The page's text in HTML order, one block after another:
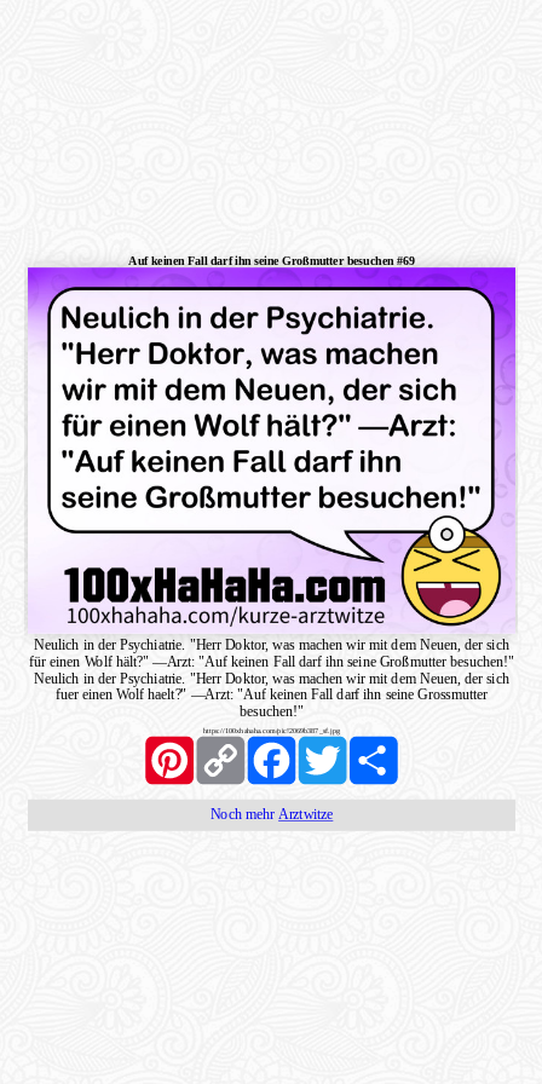
Auf keinen Fall darf ihn seine Großmutter besuchen #69
Neulich in der Psychiatrie. "Herr Doktor, was machen wir mit dem Neuen, der sich
für einen Wolf hält?" —Arzt: "Auf keinen Fall darf ihn seine Großmutter besuchen!"
Neulich in der Psychiatrie. "Herr Doktor, was machen wir mit dem Neuen, der sich
fuer einen Wolf haelt?" —Arzt: "Auf keinen Fall darf ihn seine Grossmutter
besuchen!"
https://100xhahaha.com/pic!2069b387_sf.jpg
PinterestCopy
Link
FacebookTwitter Share
Noch mehr Arztwitze